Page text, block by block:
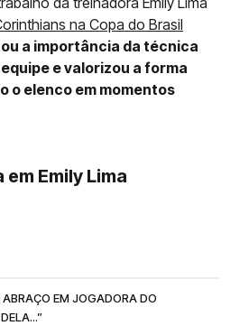
na Copa do Brasil
a importância da técnica
e valorizou a forma
o elenco em momentos
Emily Lima
EM JOGADORA DO